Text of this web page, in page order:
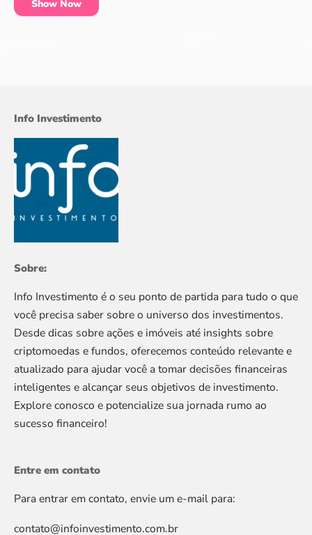
Show Now
Info Investimento
Sobre:
Info Investimento é o seu ponto de partida para tudo o que
você precisa saber sobre o universo dos investimentos.
Desde dicas sobre ações e imóveis até insights sobre
criptomoedas e fundos, oferecemos conteúdo relevante e
atualizado para ajudar você a tomar decisões financeiras
inteligentes e alcançar seus objetivos de investimento.
Explore conosco e potencialize sua jornada rumo ao
sucesso financeiro!
Entre em contato
Para entrar em contato, envie um e-mail para:
contato@infoinvestimento.com.br